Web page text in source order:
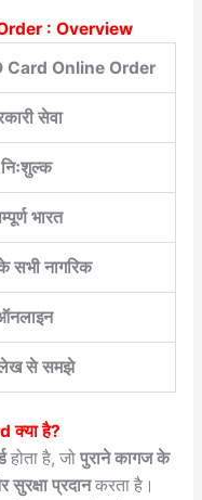
: Overview
Card Online Order
सेवा
निःशुल्क
भारत
सभी नागरिक
से समझे
क्या है?
होता है, जो पुराने कागज के
प्रदानकरता है।